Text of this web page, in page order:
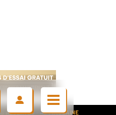
RÉSERVÉS - HIFI VAUDAINE